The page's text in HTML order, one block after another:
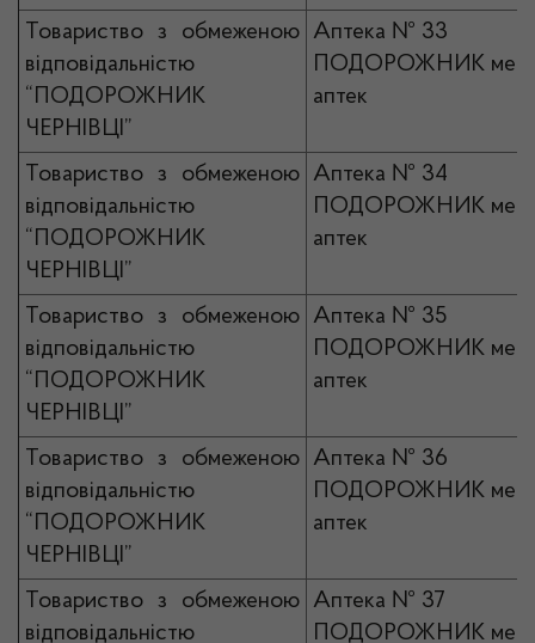
Товариство з обмеженою
відповідальністю
“ПОДОРОЖНИК
ЧЕРНІВЦІ”
Аптека № 33
ПОДОРОЖНИК
аптек
Товариство з обмеженою
відповідальністю
“ПОДОРОЖНИК
ЧЕРНІВЦІ”
Аптека № 34
ПОДОРОЖНИК
аптек
Товариство з обмеженою
відповідальністю
“ПОДОРОЖНИК
ЧЕРНІВЦІ”
Аптека № 35
ПОДОРОЖНИК
аптек
Товариство з обмеженою
відповідальністю
“ПОДОРОЖНИК
ЧЕРНІВЦІ”
Аптека № 36
ПОДОРОЖНИК
аптек
Товариство з обмеженою
відповідальністю
Аптека № 37
ПОДОРОЖНИК